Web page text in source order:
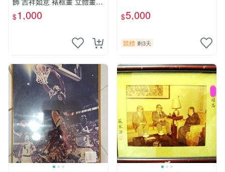
蘇貞昌 敬贈 精緻陶瓷藝術品
裝飾畫 壁畫 掛畫 掛飾 圓盤
$1,000 $5,000
競標 剩3天